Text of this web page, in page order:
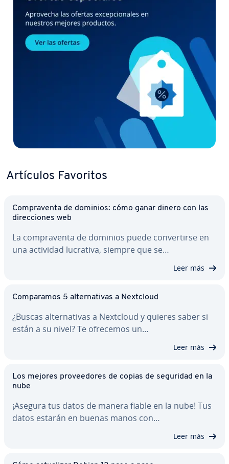
Artículos Favoritos
Co­m­pra­ve­n­ta de dominios: cómo ganar dinero con las
di­re­c­cio­nes web
La co­m­pra­ve­n­ta de dominios puede co­n­ve­r­ti­r­se en
una actividad lucrativa, siempre que se…
Leer más
Co­m­pa­ra­mos 5 al­te­r­na­ti­vas a Nextcloud
¿Buscas al­te­r­na­ti­vas a Nextcloud y quieres saber si
están a su nivel? Te ofrecemos un…
Leer más
Los mejores pro­vee­do­res de copias de seguridad en la
nube
¡Asegura tus datos de manera fiable en la nube! Tus
datos estarán en buenas manos con…
Leer más